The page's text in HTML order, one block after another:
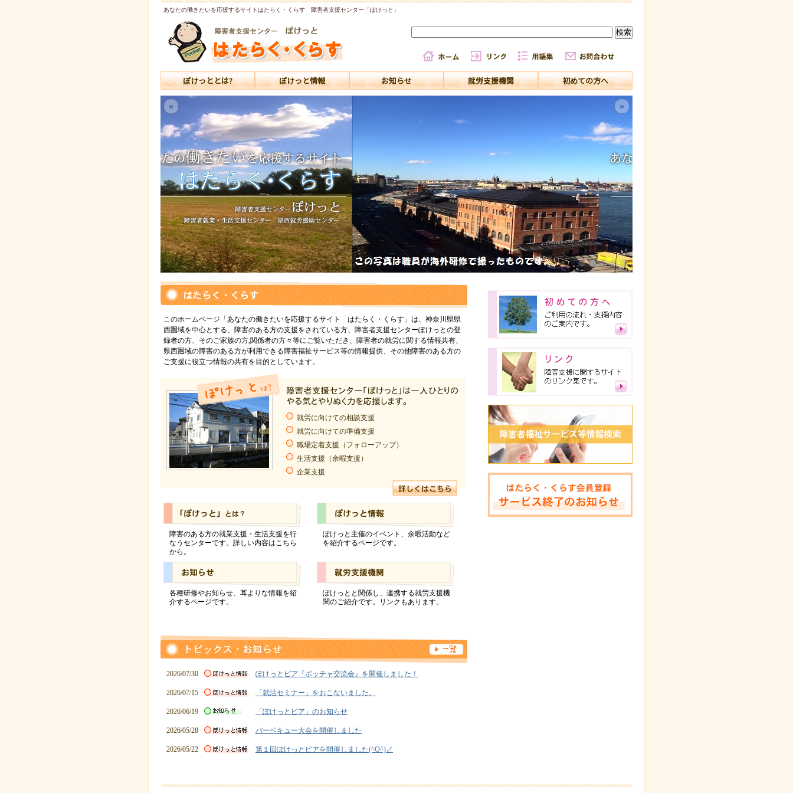
あなたの働きたいを応援するサイトはたらく・くらす 障害者支援センター「ぽけっと」
ぽけっととは? ぽけっと情報 お知らせ 就労支援機関 初めての方へ
« »
このホームページ「あなたの働きたいを応援するサイト はたらく・くらす」は、神奈川県県
西圏域を中心とする、障害のある方の支援をされている方、障害者支援センターぽけっとの登
録者の方、そのご家族の方,関係者の方々等にご覧いただき、障害者の就労に関する情報共有、
県西圏域の障害のある方が利用できる障害福祉サービス等の情報提供、その他障害のある方の
ご支援に役立つ情報の共有を目的としています。
就労に向けての相談支援
就労に向けての準備支援
職場定着支援（フォローアップ）
生活支援（余暇支援）
企業支援
障害のある方の就業支援・生活支援を行
なうセンターです。詳しい内容はこちら
から。
ぽけっと主催のイベント、余暇活動など
を紹介するページです。
各種研修やお知らせ、耳よりな情報を紹
介するページです。
ぽけっとと関係し、連携する就労支援機
関のご紹介です。リンクもあります。
2026/07/30 ぽけっとピア『ボッチャ交流会』を開催しました！
2026/07/15 「就活セミナー」をおこないました。
2026/06/19 「ぽけっとピア」のお知らせ
2026/05/28 バーベキュー大会を開催しました
2026/05/22 第１回ぽけっとピアを開催しました(^O^)／